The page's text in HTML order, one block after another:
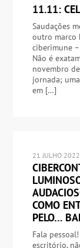
11.11:
Saudações
outro marco
ciberimune
Não é
novembro
jornada;
em […]
21 JULHO 2022
COMO
PELO…
Fala
escritório,